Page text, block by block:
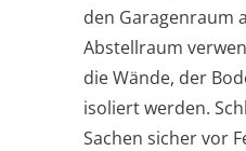
den Garagenraum
Abstellraum
die Wände, der
isoliert werden.
Sachen sicher vor